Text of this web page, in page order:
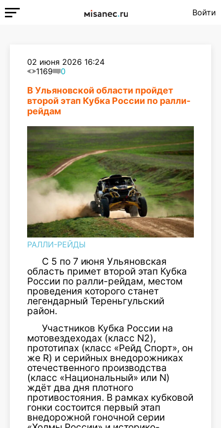
Войти
02 июня 2026 16:24
1169
0
В Ульяновской области пройдет
второй этап Кубка России по ралли-
рейдам
РАЛЛИ-РЕЙДЫ
С 5 по 7 июня Ульяновская
область примет второй этап Кубка
России по ралли-рейдам, местом
проведения которого станет
легендарный Тереньгульский
район.
Участников Кубка России на
мотовездеходах (класс N2),
прототипах (класс «Рейд Спорт», он
же R) и серийных внедорожниках
отечественного производства
(класс «Национальный» или N)
ждёт два дня плотного
противостояния. В рамках кубковой
гонки состоится первый этап
внедорожной гоночной серии